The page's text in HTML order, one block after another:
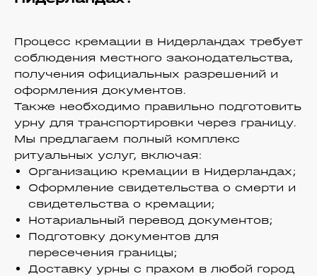
Процесс кремации в Нидерландах требует
соблюдения местного законодательства,
получения официальных разрешений и
оформления документов.
Также необходимо правильно подготовить
урну для транспортировки через границу.​
Мы предлагаем полный комплекс
ритуальных услуг, включая:​
Организацию кремации в Нидерландах;
Оформление свидетельства о смерти и
свидетельства о кремации;
Нотариальный перевод документов;
Подготовку документов для
пересечения границы;
Доставку урны с прахом в любой город